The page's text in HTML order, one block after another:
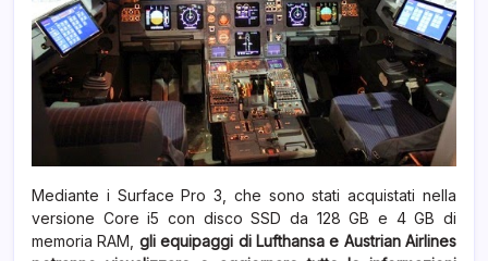
Mediante i Surface Pro 3, che sono stati acquistati nella
versione Core i5 con disco SSD da 128 GB e 4 GB di
memoria RAM, gli equipaggi di Lufthansa e Austrian Airlines